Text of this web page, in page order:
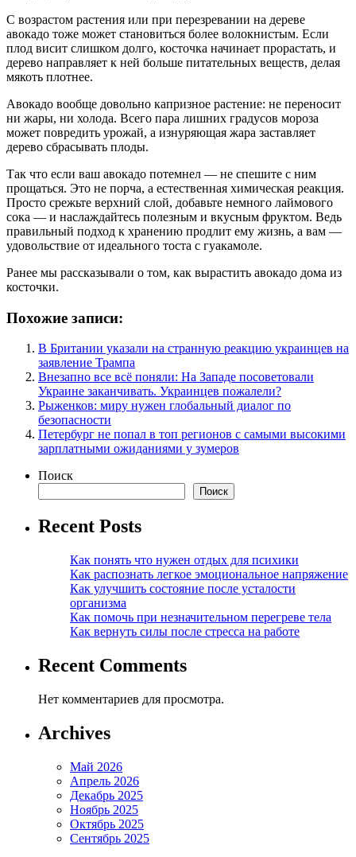
С возрастом растения или при перезревании на дереве
авокадо тоже может становиться более волокнистым. Если
плод висит слишком долго, косточка начинает прорастать, и
дерево направляет к ней больше питательных веществ, делая
мякоть плотнее.
Авокадо вообще довольно капризное растение: не переносит
ни жары, ни холода. Всего пара лишних градусов мороза
может повредить урожай, а изнуряющая жара заставляет
дерево сбрасывать плоды.
Так что если ваш авокадо потемнел — не спешите с ним
прощаться. Это не порча, а естественная химическая реакция.
Просто срежьте верхний слой, добавьте немного лаймового
сока — и наслаждайтесь полезным и вкусным фруктом. Ведь
правильный подход к хранению продлит ему жизнь, а вам —
удовольствие от идеального тоста с гуакамоле.
Ранее мы рассказывали о том, как вырастить авокадо дома из
косточки.
Похожие записи:
В Британии указали на странную реакцию украинцев на
заявление Трампа
Внезапно все всё поняли: На Западе посоветовали
Украине заканчивать. Украинцев пожалели?
Рыженков: миру нужен глобальный диалог по
безопасности
Петербург не попал в топ регионов с самыми высокими
зарплатными ожиданиями у зумеров
Поиск
Поиск
Recent Posts
Как понять что нужен отдых для психики
Как распознать легкое эмоциональное напряжение
Как улучшить состояние после усталости
организма
Как помочь при незначительном перегреве тела
Как вернуть силы после стресса на работе
Recent Comments
Нет комментариев для просмотра.
Archives
Май 2026
Апрель 2026
Декабрь 2025
Ноябрь 2025
Октябрь 2025
Сентябрь 2025